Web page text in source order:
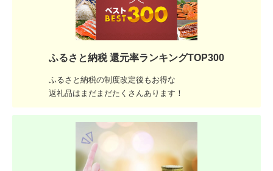
ふるさと納税 還元率ランキングTOP300
ふるさと納税の制度改定後もお得な
返礼品はまだまだたくさんあります！